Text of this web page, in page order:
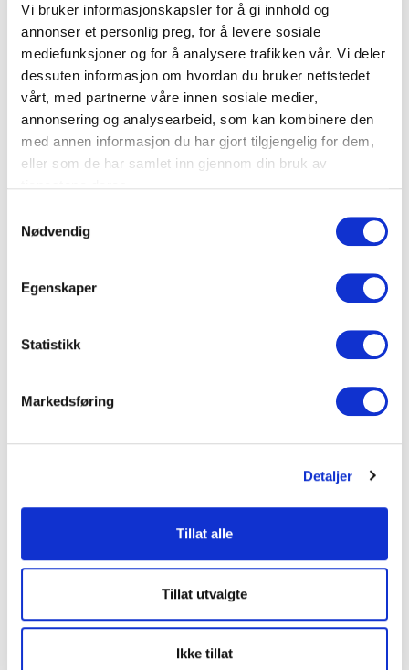
Vi bruker informasjonskapsler for å gi innhold og
annonser et personlig preg, for å levere sosiale
mediefunksjoner og for å analysere trafikken vår. Vi deler
dessuten informasjon om hvordan du bruker nettstedet
vårt, med partnerne våre innen sosiale medier,
annonsering og analysearbeid, som kan kombinere den
med annen informasjon du har gjort tilgjengelig for dem,
eller som de har samlet inn gjennom din bruk av
Nødvendig
Egenskaper
Statistikk
Markedsføring
Detaljer
Tillat alle
Tillat utvalgte
Ikke tillat
: Å sette sammen en seremoni
ved gravferd kan være krevende, og derfor er det viktig
med god dialog for å kunne gi informasjon, råd og
praktisk hjelp til gjennomføringen.
– Seremonien kan eksempelvis arrangeres i egne
seremonirom, det kan foregå hjemme i stua, på hytta
Statistikk fra Den norske kirke viser at nærmere 85